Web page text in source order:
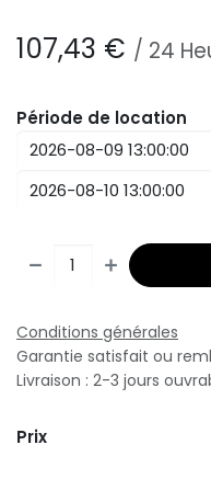
107,43 € / 24
Période de location
Conditions générales
Garantie satisfait ou
Livraison : 2-3 jours
Prix